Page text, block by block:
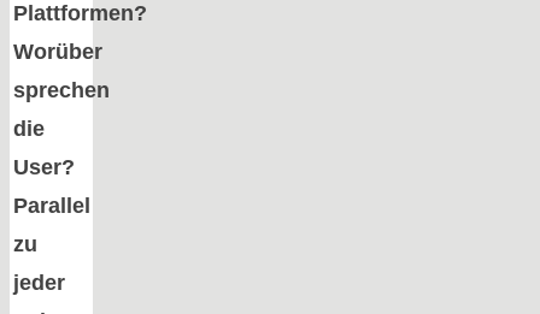
Plattformen?
Worüber
sprechen
die
User?
Parallel
zu
jeder